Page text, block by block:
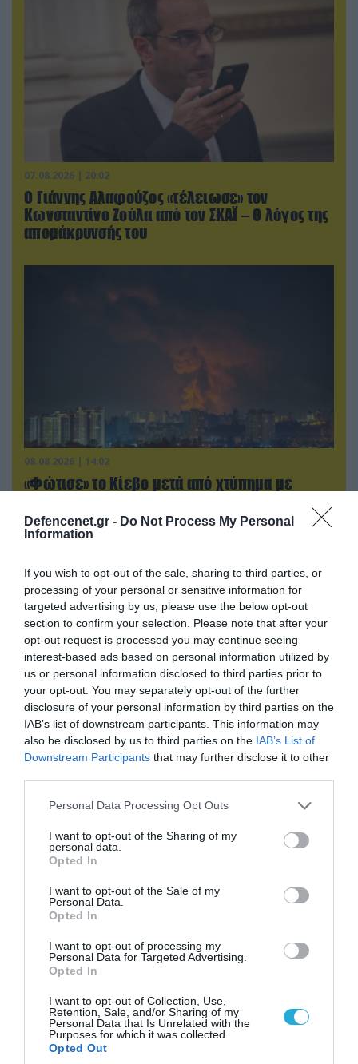
Defencenet.gr - Do Not Process My Personal
Information
If you wish to opt-out of the sale, sharing to third parties, or
processing of your personal or sensitive information for
targeted advertising by us, please use the below opt-out
section to confirm your selection. Please note that after your
opt-out request is processed you may continue seeing
interest-based ads based on personal information utilized by
us or personal information disclosed to third parties prior to
your opt-out. You may separately opt-out of the further
disclosure of your personal information by third parties on the
IAB’s list of downstream participants. This information may
also be disclosed by us to third parties on the IAB’s List of
Downstream Participants that may further disclose it to other
Please note that this website/app uses one or more Google
not limited to your visit or usage behaviour. You may click to
grant or deny consent to Google and its third-party tags to
use your data for below specified purposes in below Google
consent section.
Personal Data Processing Opt Outs
I want to opt-out of the Sharing of my
personal data.
Opted In
I want to opt-out of the Sale of my
Personal Data.
Opted In
I want to opt-out of processing my
Personal Data for Targeted Advertising.
Opted In
I want to opt-out of Collection, Use,
Retention, Sale, and/or Sharing of my
Personal Data that Is Unrelated with the
Purposes for which it was collected.
Opted Out
07.08.2026 | 20:02
Ο Γιάννης Αλαφούζος «τέλειωσε» τον
Κωνσταντίνο Ζούλα από τον ΣΚΑΪ – Ο λόγος της
απομάκρυνσής του
08.08.2026 | 14:02
«Φώτισε» το Κίεβο μετά από χτύπημα με
Ουκρανός κατέγραψε τη στιγμή (βίντεο)
07.08.2026 | 19:02
Απετράπη το εγχείρημα Ουκρανών για
αντεπίθεση στο Κολομίγτσι: Δείτε το πριν & το
μετά της προσπάθειάς τους (βίντεο)
08.08.2026 | 18:02
Βάσει της τριμερούς συμφωνίας Τουρκίας,